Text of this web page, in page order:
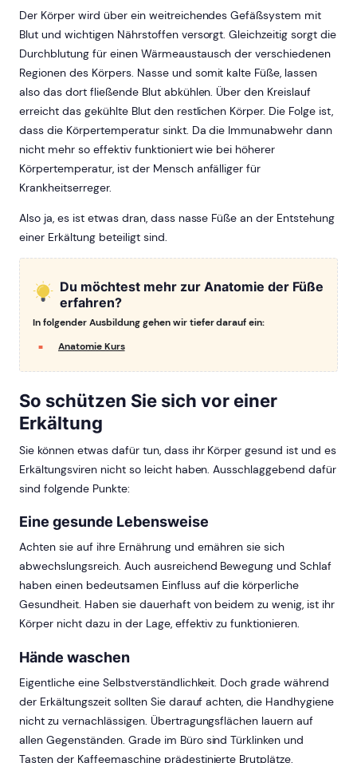
Der Körper wird über ein weitreichendes Gefäßsystem mit
Blut und wichtigen Nährstoffen versorgt. Gleichzeitig sorgt die
Durchblutung für einen Wärmeaustausch der verschiedenen
Regionen des Körpers. Nasse und somit kalte Füße, lassen
also das dort fließende Blut abkühlen. Über den Kreislauf
erreicht das gekühlte Blut den restlichen Körper. Die Folge ist,
dass die Körpertemperatur sinkt. Da die Immunabwehr dann
nicht mehr so effektiv funktioniert wie bei höherer
Körpertemperatur, ist der Mensch anfälliger für
Krankheitserreger.
Also ja, es ist etwas dran, dass nasse Füße an der Entstehung
einer Erkältung beteiligt sind.
Du möchtest mehr zur Anatomie der Füße
erfahren?
In folgender Ausbildung gehen wir tiefer darauf ein:
Anatomie Kurs
So schützen Sie sich vor einer
Erkältung
Sie können etwas dafür tun, dass ihr Körper gesund ist und es
Erkältungsviren nicht so leicht haben. Ausschlaggebend dafür
sind folgende Punkte:
Eine gesunde Lebensweise
Achten sie auf ihre Ernährung und ernähren sie sich
abwechslungsreich. Auch ausreichend Bewegung und Schlaf
haben einen bedeutsamen Einfluss auf die körperliche
Gesundheit. Haben sie dauerhaft von beidem zu wenig, ist ihr
Körper nicht dazu in der Lage, effektiv zu funktionieren.
Hände waschen
Eigentliche eine Selbstverständlichkeit. Doch grade während
der Erkältungszeit sollten Sie darauf achten, die Handhygiene
nicht zu vernachlässigen. Übertragungsflächen lauern auf
allen Gegenständen. Grade im Büro sind Türklinken und
Tasten der Kaffeemaschine prädestinierte Brutplätze.